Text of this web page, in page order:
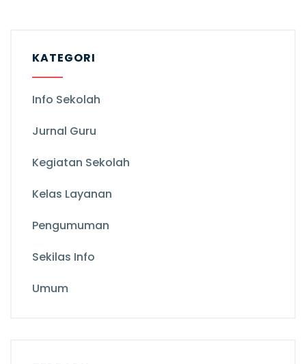
KATEGORI
Info Sekolah
Jurnal Guru
Kegiatan Sekolah
Kelas Layanan
Pengumuman
Sekilas Info
Umum